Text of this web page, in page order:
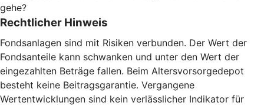
gehe?
Rechtlicher Hinweis
Fondsanlagen sind mit Risiken verbunden. Der Wert der
Fondsanteile kann schwanken und unter den Wert der
eingezahlten Beträge fallen. Beim Altersvorsorgedepot
besteht keine Beitragsgarantie. Vergangene
Wertentwicklungen sind kein verlässlicher Indikator für